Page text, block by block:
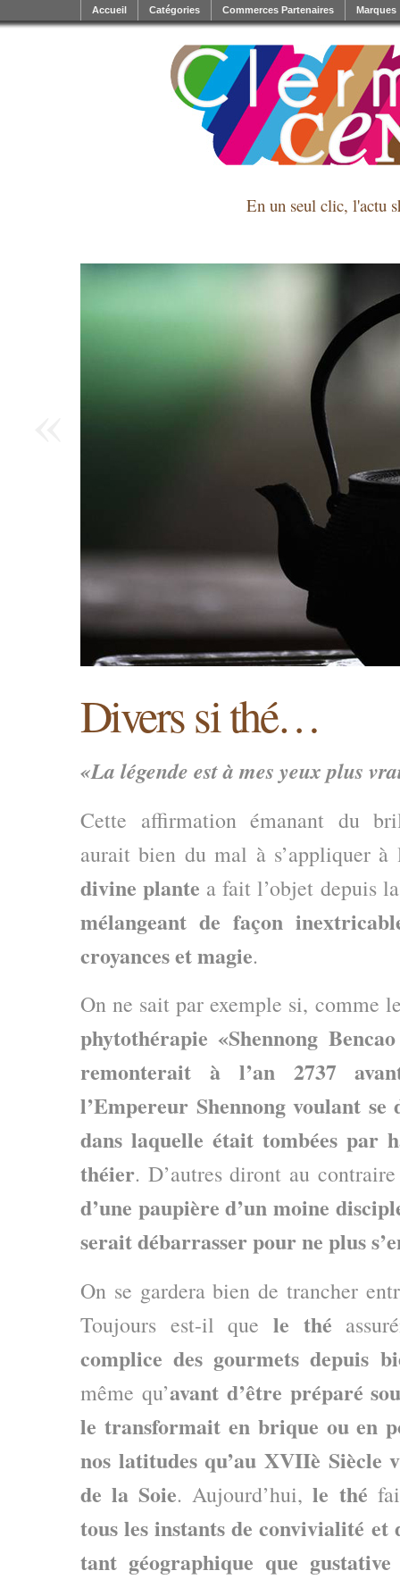
En un seul clic, l'actu
Accueil Catégories Commerces Partenaires Marques
Divers si thé…
«La légende est à mes yeux plus
Cette affirmation émanant du
aurait bien du mal à s’appliquer à
divine plante a fait l’objet depuis
mélangeant de façon
croyances et magie.
On ne sait par exemple si, comme
phytothérapie «Shennong
remonterait à l’an 2737
l’Empereur Shennong voulant se
dans laquelle était tombées par
théier. D’autres diront au
d’une paupière d’un moine
serait débarrasser pour ne plus
On se gardera bien de trancher
Toujours est-il que le thé
complice des gourmets depuis
même qu’avant d’être préparé
le transformait en brique ou en
nos latitudes qu’au XVIIè Siècle
de la Soie. Aujourd’hui,le thé
tous les instants de convivialité et
tant géographique que gustative